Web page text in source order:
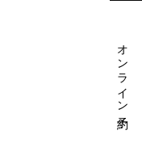
オンライン予約